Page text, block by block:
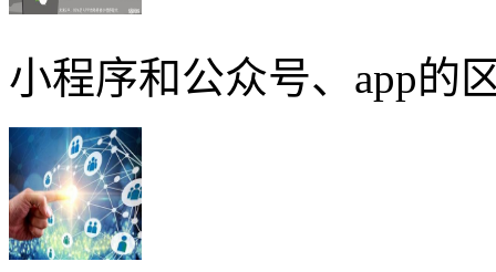
小程序和公众号、app的